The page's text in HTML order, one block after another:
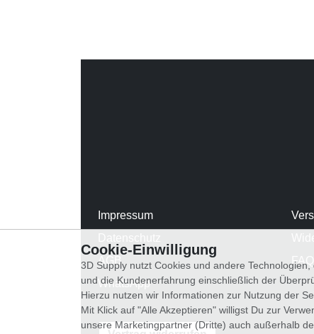
Impressum
AGB
WhatsApp
FAQ
Cookie-Einwilligung
3D Supply nutzt Cookies und andere
und die Kundenerfahrung einschließlich der
Hierzu nutzen wir Informationen zur Nutzung der
Mit Klick auf "Alle Akzeptieren" willigst Du zur
unsere Marketingpartner (Dritte) auch außerhalb